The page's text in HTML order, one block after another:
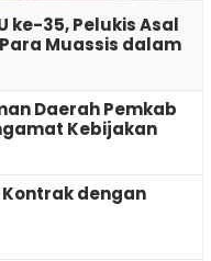
ke-35, Pelukis Asal
Muassis dalam
Daerah Pemkab
Kebijakan
dengan